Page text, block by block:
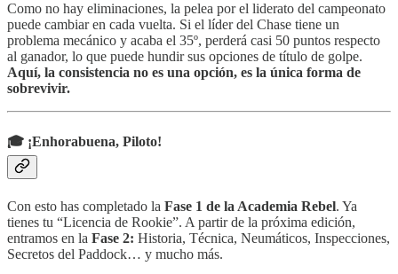
Como no hay eliminaciones, la pelea por el liderato del campeonato
puede cambiar en cada vuelta. Si el líder del Chase tiene un
problema mecánico y acaba el 35º, perderá casi 50 puntos respecto
al ganador, lo que puede hundir sus opciones de título de golpe.
Aquí, la consistencia no es una opción, es la única forma de
sobrevivir.
🎓 ¡Enhorabuena, Piloto!
Con esto has completado la Fase 1 de la Academia Rebel. Ya
tienes tu “Licencia de Rookie”. A partir de la próxima edición,
entramos en la Fase 2: Historia, Técnica, Neumáticos, Inspecciones,
Secretos del Paddock… y mucho más.